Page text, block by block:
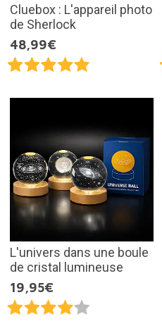
Cluebox : L'appareil photo
de Sherlock
48,99€
L'univers dans une boule
de cristal lumineuse
19,95€